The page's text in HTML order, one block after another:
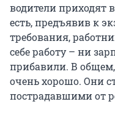
водители приходят
есть, предъявив к
требования,
себе работу – ни
прибавили. В
очень хорошо. Они
пострадавшими от